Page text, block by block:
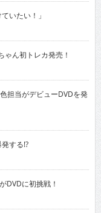
いたい！」
ん初トレカ発売！
担当がデビューDVDを発
する!?
DVDに初挑戦！